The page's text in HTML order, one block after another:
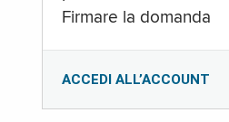
Firmare la domanda
ACCEDI ALL’ACCOUNT